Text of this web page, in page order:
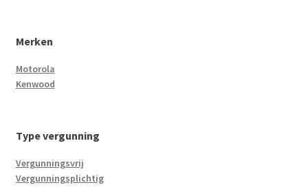
Merken
Motorola
Kenwood
Type vergunning
Vergunningsvrij
Vergunningsplichtig